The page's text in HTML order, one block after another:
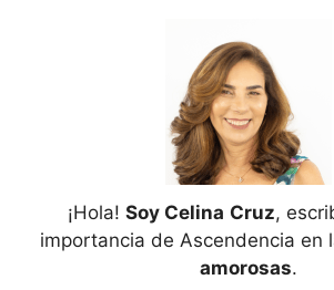
¡Hola! Soy Celina Cruz,
importancia de Ascendencia en
amorosas.